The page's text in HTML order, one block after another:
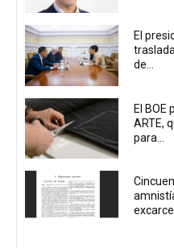
El
de...
El BOE
ARTE,
para...